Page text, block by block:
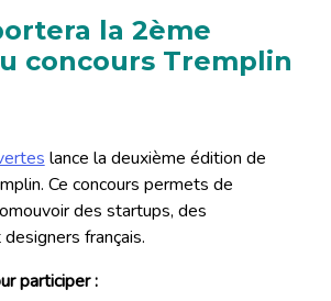
la 2ème
concours Tremplin
lance la deuxième édition de
Ce concours permets de
des startups, des
français.
participer :